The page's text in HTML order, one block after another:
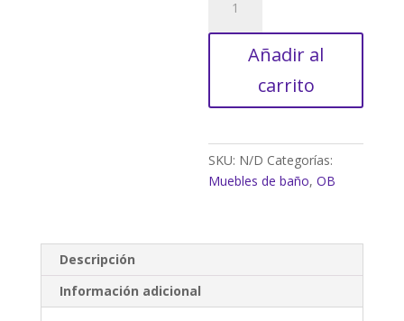
BAÑO
BOSTONAñadir al
carrito
SKU: N/D Categorías:
Muebles de baño,OB
Descripción
Información adicional